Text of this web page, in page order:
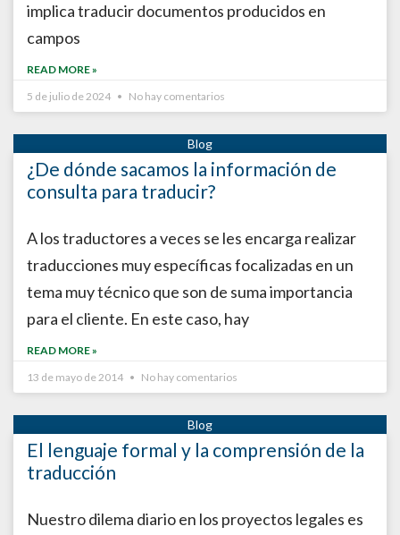
implica traducir documentos producidos en
campos
READ MORE »
5 de julio de 2024
No hay comentarios
¿De dónde sacamos la información de
consulta para traducir?
A los traductores a veces se les encarga realizar
traducciones muy específicas focalizadas en un
tema muy técnico que son de suma importancia
para el cliente. En este caso, hay
READ MORE »
13 de mayo de 2014
No hay comentarios
El lenguaje formal y la comprensión de la
traducción
Nuestro dilema diario en los proyectos legales es